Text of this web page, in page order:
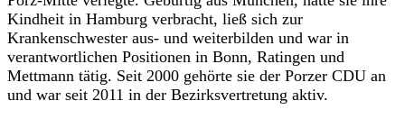
Kindheit in Hamburg verbracht, ließ sich zur
Krankenschwester aus- und weiterbilden und war in
verantwortlichen Positionen in Bonn, Ratingen und
Mettmann tätig. Seit 2000 gehörte sie der Porzer CDU an
und war seit 2011 in der Bezirksvertretung aktiv.